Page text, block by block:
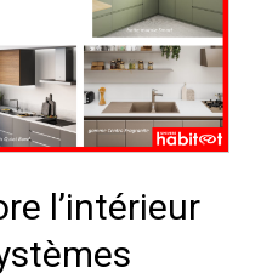
l’intérieur